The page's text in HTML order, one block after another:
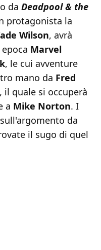
da Deadpool & the
protagonista la
Wilson, avrà
Marvel
, le cui avventure
mano da Fred
, il quale si occuperà
a Mike Norton. I
da
il sugo di quel